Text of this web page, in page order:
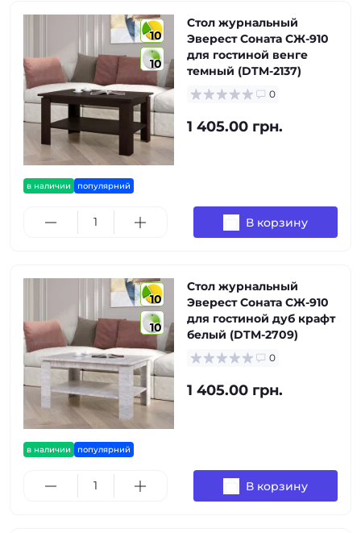
10
10
в наличии популярний
Стол журнальный
Эверест Соната СЖ-910
для гостиной венге
темный (DTM-2137)
0
1 405.00 грн.
В корзину
10
10
в наличии популярний
Стол журнальный
Эверест Соната СЖ-910
для гостиной дуб крафт
белый (DTM-2709)
0
1 405.00 грн.
В корзину